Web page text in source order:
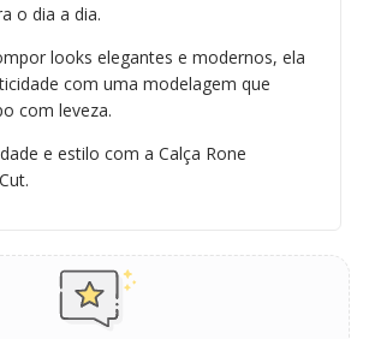
o dia a dia.
looks elegantes e modernos, ela
com uma modelagem que
com leveza.
e estilo com a Calça Rone